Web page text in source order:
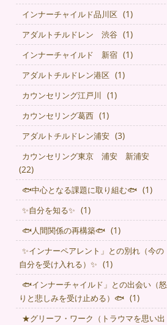
インナーチャイルド品川区 (1)
アダルトチルドレン 渋谷 (1)
インナーチャイルド 新宿 (1)
アダルトチルドレン港区 (1)
カウンセリング江戸川 (1)
カウンセリング葛西 (1)
アダルトチルドレン浦安 (3)
カウンセリング東京 浦安 新浦安
(22)
🐟中心となる課題に取り組む🐟 (1)
✨自分を知る✨ (1)
🐟人間関係の再構築🐟 (1)
✨インナーペアレント」との別れ（今の
自分を受け入れる）✨ (1)
🐟インナーチャイルド」との出会い（怒
りと悲しみを受け止める）🐟 (1)
★グリーフ・ワーク（トラウマを思い出